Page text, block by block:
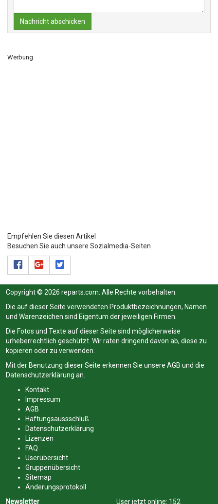
Nachricht abschicken
Werbung
Empfehlen Sie diesen Artikel
Besuchen Sie auch unsere Sozialmedia-Seiten
Copyright © 2026 reparts.com. Alle Rechte vorbehalten.
Die auf dieser Seite verwendeten Produktbezeichnungen, Namen
und Warenzeichen sind Eigentum der jeweiligen Firmen.
Die Fotos und Texte auf dieser Seite sind möglicherweise
urheberrechtlich geschützt. Wir raten dringend davon ab, diese zu
kopieren oder zu verwenden.
Mit der Benutzung dieser Seite erkennen Sie unsere AGB und die
Datenschutzerklärung an.
Kontakt
Impressum
AGB
Haftungsaussschluß
Datenschutzerklärung
Lizenzen
FAQ
Userübersicht
Gruppenübersicht
Sitemap
Änderungsprotokoll
Newsletter
User jetzt online: 152